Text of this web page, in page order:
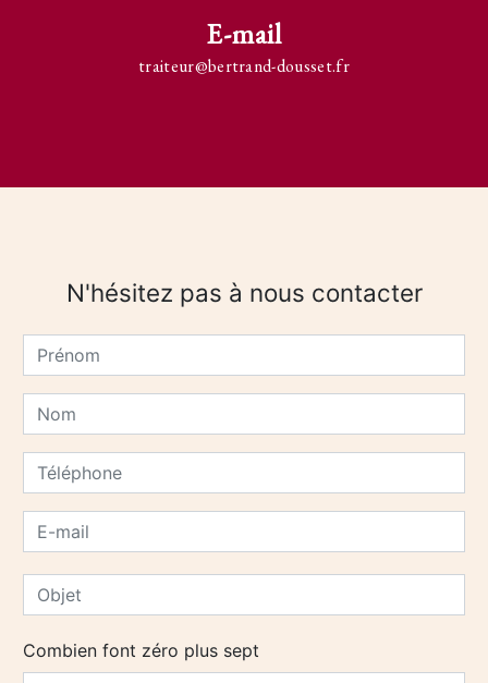
E-mail
traiteur@bertrand-dousset.fr
N'hésitez pas à nous contacter
Combien font zéro plus sept